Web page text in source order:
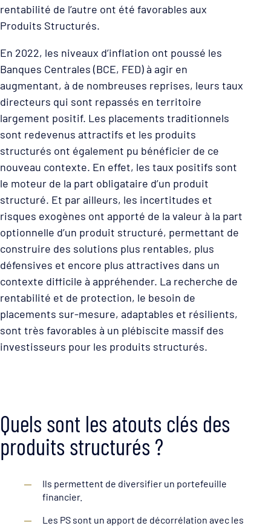
rentabilité de l’autre ont été favorables aux
Produits Structurés.
En 2022, les niveaux d’inflation ont poussé les
Banques Centrales (BCE, FED) à agir en
augmentant, à de nombreuses reprises, leurs taux
directeurs qui sont repassés en territoire
largement positif. Les placements traditionnels
sont redevenus attractifs et les produits
structurés ont également pu bénéficier de ce
nouveau contexte. En effet, les taux positifs sont
le moteur de la part obligataire d’un produit
structuré. Et par ailleurs, les incertitudes et
risques exogènes ont apporté de la valeur à la part
optionnelle d’un produit structuré, permettant de
construire des solutions plus rentables, plus
défensives et encore plus attractives dans un
contexte difficile à appréhender. La recherche de
rentabilité et de protection, le besoin de
placements sur-mesure, adaptables et résilients,
sont très favorables à un plébiscite massif des
investisseurs pour les produits structurés.
Quels sont les atouts clés des
produits structurés ?
Ils permettent de diversifier un portefeuille
financier.
Les PS sont un apport de décorrélation avec les